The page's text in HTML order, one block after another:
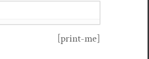
[print-me]